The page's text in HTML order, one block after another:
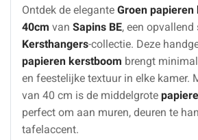
Ontdek de elegante Groen
40cm van Sapins BE, een
Kersthangers-collectie. Deze
papieren kerstboom brengt
en feestelijke textuur in elke kamer.
van 40 cm is de middelgrote
perfect om aan muren, deuren te
tafelaccent.